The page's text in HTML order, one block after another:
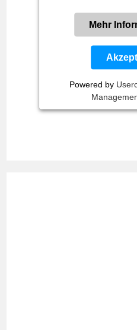
Mehr
Powered by